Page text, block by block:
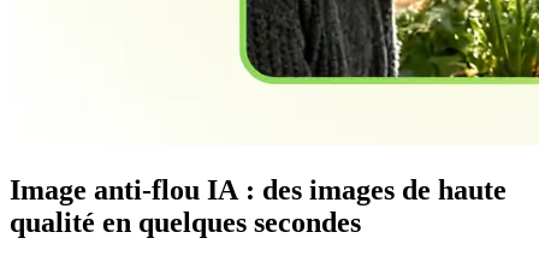
Image anti-flou IA : des images de haute
qualité en quelques secondes